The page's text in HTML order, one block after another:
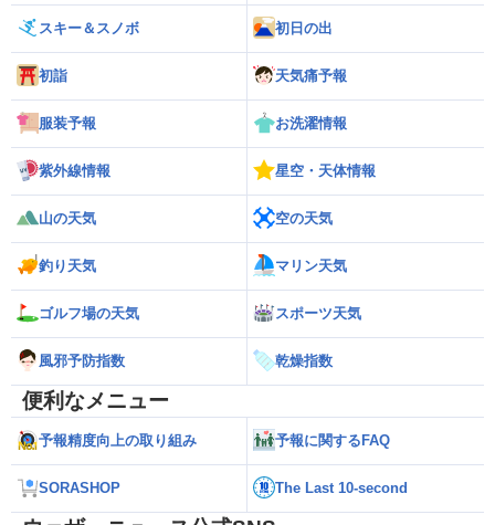
スキー＆スノボ 初日の出
初詣 天気痛予報
服装予報 お洗濯情報
紫外線情報 星空・天体情報
山の天気 空の天気
釣り天気 マリン天気
ゴルフ場の天気 スポーツ天気
風邪予防指数 乾燥指数
便利なメニュー
予報精度向上の取り組み 予報に関するFAQ
SORASHOP The Last 10-second